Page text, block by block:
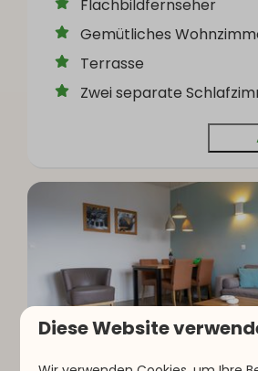
Flachbildfernseher
Gemütliches
Terrasse
Zwei separate
Diese Website